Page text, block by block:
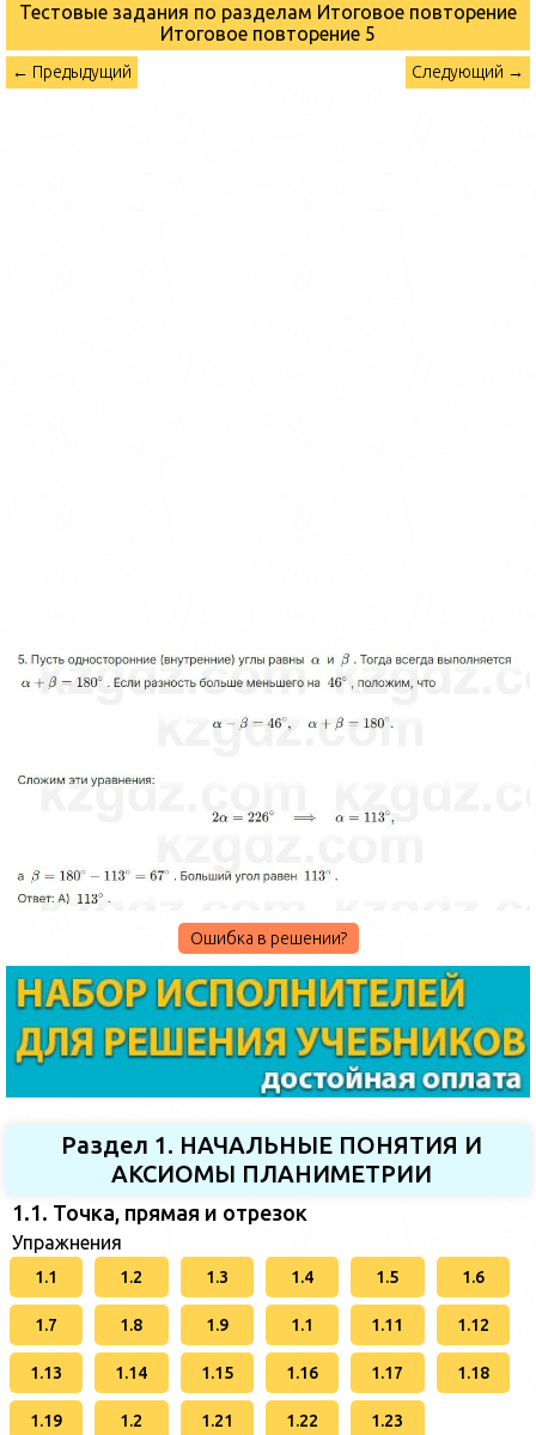
Тестовые задания по разделам Итоговое повторение
Итоговое повторение 5
← Предыдущий Следующий →
Ошибка в решении?
Раздел 1. НАЧАЛЬНЫЕ ПОНЯТИЯ И
АКСИОМЫ ПЛАНИМЕТРИИ
1.1. Точка, прямая и отрезок
Упражнения
1.1 1.2 1.3 1.4 1.5 1.6
1.7 1.8 1.9 1.1 1.11 1.12
1.13 1.14 1.15 1.16 1.17 1.18
1.19 1.2 1.21 1.22 1.23